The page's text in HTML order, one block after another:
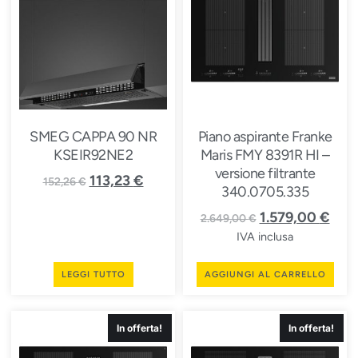
SMEG CAPPA 90 NR
KSEIR92NE2
152,26€ 113,23€
LEGGI TUTTO
Piano aspirante Franke
Maris FMY 8391R HI –
versione filtrante
340.0705.335
2.649,00€ 1.579,00 €
IVA inclusa
AGGIUNGI AL CARRELLO
In offerta! In offerta!